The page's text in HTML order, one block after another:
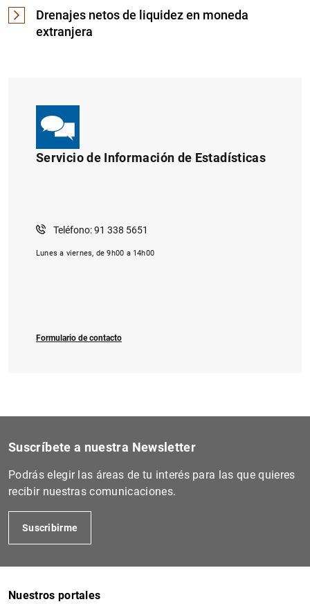
Drenajes netos de liquidez en moneda
extranjera
Servicio de Información de Estadísticas
Teléfono: 91 338 5651
Lunes a viernes, de 9h00 a 14h00
Formulario de contacto
Suscríbete a nuestra Newsletter
Podrás elegir las áreas de tu interés para las que quieres
recibir nuestras comunicaciones.
Suscribirme
Nuestros portales